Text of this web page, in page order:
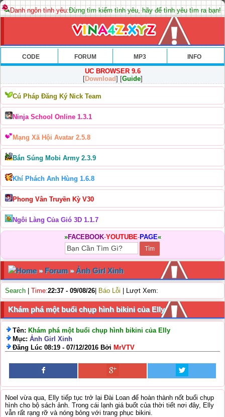
Danh ngôn tình yêu:Đừng tìm kiếm tình yêu, hãy để tình yêu tìm ra bạn!
CODE FORUM MP3 INFO
UC BROWSER 9.6
[Download] [Guide]
Cú Pháp Đăng Ký Nick Team
Ninja School Online 1.3.1
Mạng Xã Hội Avatar 2.5.8
Bắn Súng Mobi Army 2.3.9
Khí Phách Anh Hùng 1.6.8
Phong Vân Truyền Kỳ V30
Ngôi Làng Của Gió 3D 1.1.7
»FACEBOOK-YOUTUBE-PAGE«
Home» Forum»Ảnh Girl Xinh
Search Time:22:37 - 09/08/26 Báo Lỗi | Lượt Xem:
Khám phá một buổi chụp hình bikini của Elly
Tên: Khám phá một buổi chụp hình bikini của Elly
Mục: Ảnh Girl Xinh
Đăng Lúc 08:19 - 07/12/2016 Bởi MrVTV
Noel vừa qua, Elly tiếp tục trở lại Đài Loan để hoàn thành nốt buổi chụp
hình cho bộ sách ảnh. Trong cái lạnh giá buốt của thời tiết nơi đây, Elly
vẫn rất rạng rỡ và nóng bỏng với trang phục bikini.